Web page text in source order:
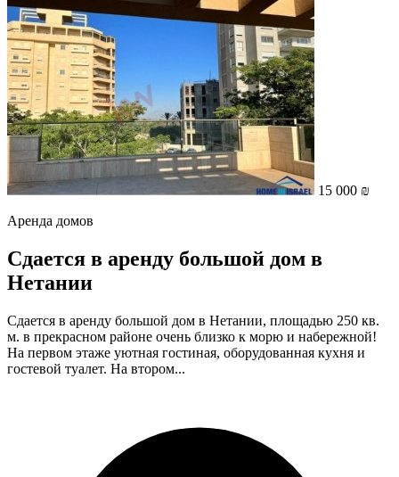
15 000 ₪
Аренда домов
Сдается в аренду большой дом в
Нетании
Сдается в аренду большой дом в Нетании, площадью 250 кв.
м. в прекрасном районе очень близко к морю и набережной!
На первом этаже уютная гостиная, оборудованная кухня и
гостевой туалет. На втором...